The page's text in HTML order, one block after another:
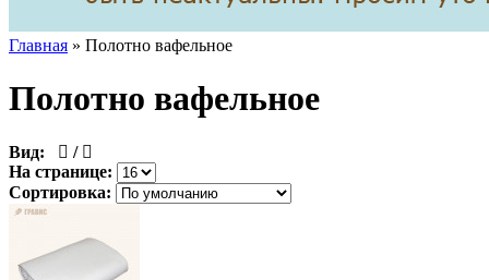
Главная » Полотно вафельное
Полотно вафельное
Вид:
/
На странице:
Сортировка: